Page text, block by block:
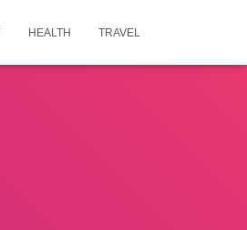
HEALTH TRAVEL